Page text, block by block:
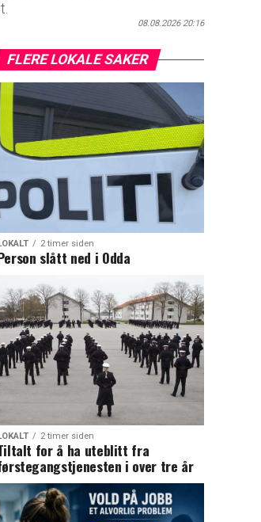
08.08.2026 20:16
FLERE LOKALE SAKER
2 timer siden
slått ned i Odda
2 timer siden
for å ha uteblitt fra
i over tre år